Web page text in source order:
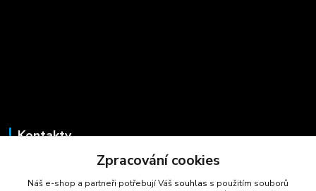
Kontakty
+420 723 725 881
Zpracování cookies
Náš e-shop a partneři potřebují Váš souhlas s použitím souborů